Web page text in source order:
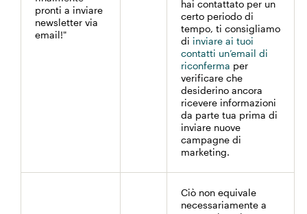
pronti a inviare
newsletter via
email!"
hai contattato per un
certo periodo di
tempo, ti consigliamo
di inviare ai tuoi
contatti un’email di
riconferma per
verificare che
desiderino ancora
ricevere informazioni
da parte tua prima di
inviare nuove
campagne di
marketing.
Ciò non equivale
necessariamente a